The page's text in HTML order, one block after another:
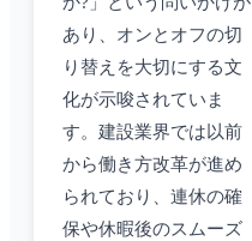
あり、オンとオフの切
り替えを大切にする文
化が示唆されていま
す。建設業界では以前
から働き方改革が進め
られており、連休の確
保や休暇後のスムーズ